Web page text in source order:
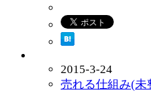
2015-3-24
売れる仕組み(未